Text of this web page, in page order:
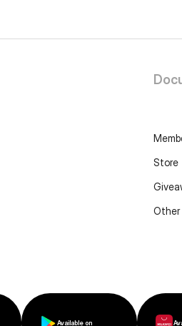
Store
Other
Available on